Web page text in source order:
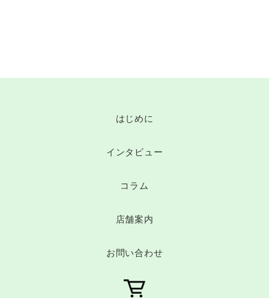
はじめに
インタビュー
コラム
店舗案内
お問い合わせ